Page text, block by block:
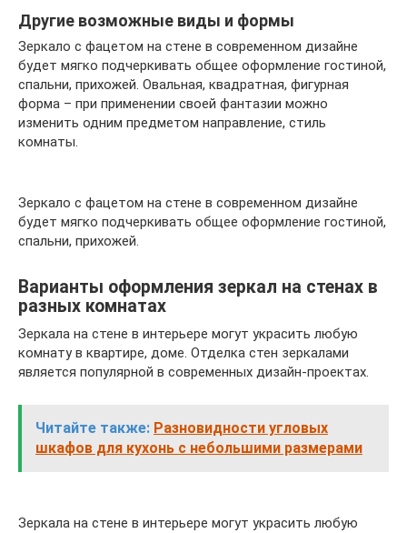
Другие возможные виды и формы
Зеркало с фацетом на стене в современном дизайне
будет мягко подчеркивать общее оформление гостиной,
спальни, прихожей. Овальная, квадратная, фигурная
форма – при применении своей фантазии можно
изменить одним предметом направление, стиль
комнаты.
Зеркало с фацетом на стене в современном дизайне
будет мягко подчеркивать общее оформление гостиной,
спальни, прихожей.
Варианты оформления зеркал на стенах в
разных комнатах
Зеркала на стене в интерьере могут украсить любую
комнату в квартире, доме. Отделка стен зеркалами
является популярной в современных дизайн-проектах.
Читайте также: Разновидности угловых
шкафов для кухонь с небольшими размерами
Зеркала на стене в интерьере могут украсить любую